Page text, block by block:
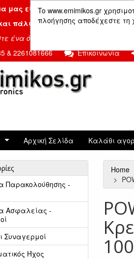
To www.emimikos.gr
πλοήγησης αποδέχεστε τη
μας είναι κλειστό λόγω
πάλι μαζί σας την Δευτέρα 24
ένα όμορφο καλοκαίρι!
& 2261081666
Επικοινωνία
Αρχική Σελίδα Καλάθι
Home
Παρακολούθησης -
Ασφαλείας -
Συναγερμοί
Ήχος